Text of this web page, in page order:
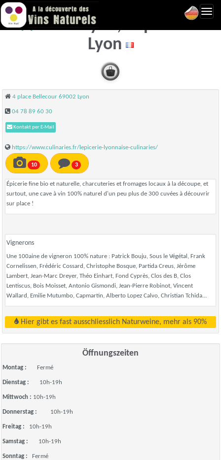
YARD Lyon, L'épicerie -
Lyon
4 place Bellecour 69002 Lyon
04 78 89 60 30
Kontakt per E-Mail
https://www.culinaries.fr/lepicerie-lyonnaise-culinaries/
10 3
Épicerie fine bio et naturelle, charcuteries et fromages locaux à la découpe, et
surtout, une cave à vin 100% naturel d'un peu plus de 300 cuvées à découvrir
sur place !
Vignerons
Une 100aine de vigneron 100% nature : Patrick Bouju, Sous le Végétal, Frank
Cornelissen, Frédéric Cossard, Christophe Bosque, Partida Creus, Jérôme
Lambert, Jean-Marc Dreyer, Théo Einhart, Fond Cyprès, Clos des B, Clos
Lentiscus, Bois Moisset, Antonio Gismondi, Jean-Pierre Robinot, Vincent
Wallard, Emilie Mutumbo, Capmartin, Alberto Lopez Calvo, Christian Tchida...
Hier gibt es fast ausschliesslich Naturweine, mehr als 90%
Öffnungszeiten
Montag : Fermé
Dienstag : 10h-19h
Mittwoch : 10h-19h
Donnerstag : 10h-19h
Freitag : 10h-19h
Samstag : 10h-19h
Sonntag : Fermé